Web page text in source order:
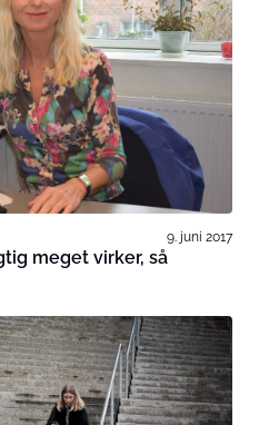
9. juni 2017
meget virker, så